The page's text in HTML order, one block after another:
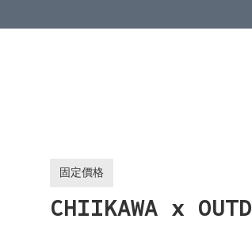
固定價格
CHIIKAWA x